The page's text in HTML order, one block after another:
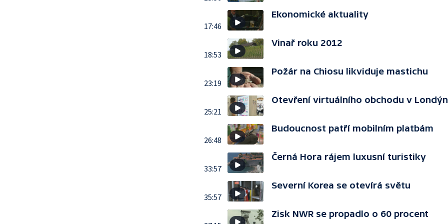
17:46
Ekonomické aktuality
18:53
Vinař roku 2012
23:19
Požár na Chiosu likviduje mastichu
25:21
Otevření virtuálního obchodu v
26:48
Budoucnost patří mobilním platbám
33:57
Černá Hora rájem luxusní turistiky
35:57
Severní Korea se otevírá světu
Zisk NWR se propadlo o 60 procent